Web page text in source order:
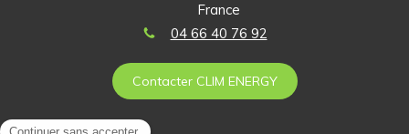
France
04 66 40 76 92
Contacter CLIM ENERGY